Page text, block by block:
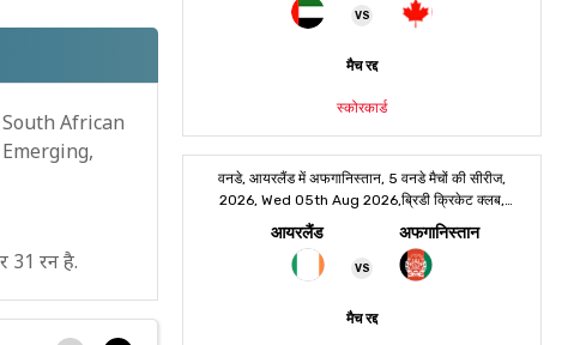
African
31 रन है.